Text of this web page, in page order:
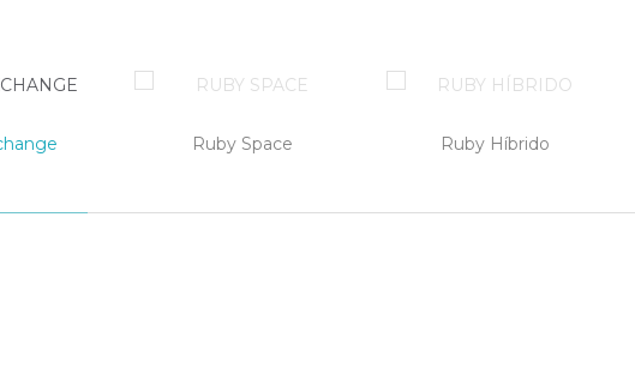
Ruby Space Ruby Híbrido